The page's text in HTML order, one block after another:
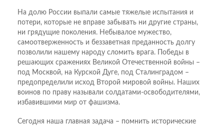
На долю России выпали самые тяжелые испытания и
потери, которые не вправе забывать ни другие страны,
ни грядущие поколения. Небывалое мужество,
самоотверженность и беззаветная преданность долгу
позволили нашему народу сломить врага. Победы в
решающих сражениях Великой Отечественной войны –
под Москвой, на Курской Дуге, под Сталинградом –
предопределили исход Второй мировой войны. Наших
воинов по праву называли солдатами-освободителями,
избавившими мир от фашизма.
Сегодня наша главная задача – помнить исторические